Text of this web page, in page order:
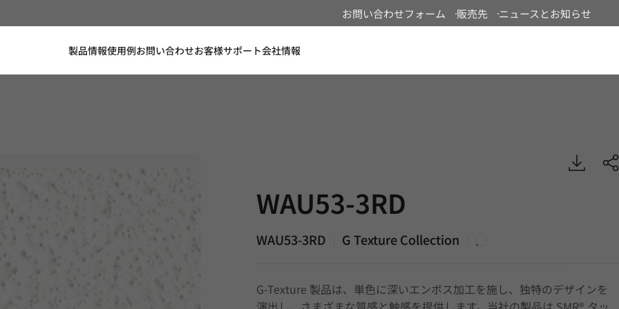
お問い合わせフォーム 販売先 ニュースとお知らせ
製品情報使用例お問い合わせお客様サポート会社情報
WAU53-3RD
WAU53-3RD G Texture Collection 白
G-Texture 製品は、単色に深いエンボス加工を施し、独特のデザインを